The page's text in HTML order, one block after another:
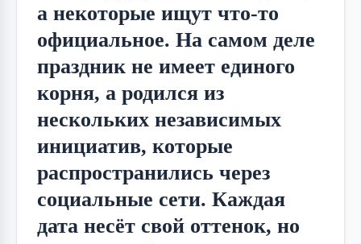
а некоторые ищут что-то
официальное. На самом деле
праздник не имеет единого
корня, а родился из
нескольких независимых
инициатив, которые
распространились через
социальные сети. Каждая
дата несёт свой оттенок, но